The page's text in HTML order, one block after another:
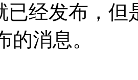
已经发布，但
的消息。